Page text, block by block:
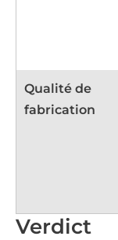
Qualité de
fabrication
Verdict